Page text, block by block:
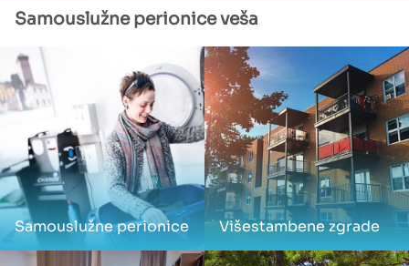
Samouslužne perionice veša
Samouslužne perionice Višestambene zgrade